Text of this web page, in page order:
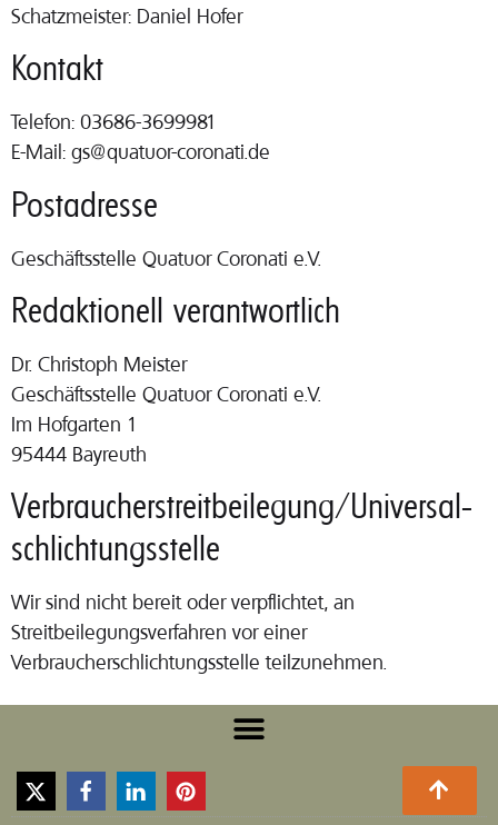
Schatzmeister: Daniel Hofer
Kontakt
Telefon: 03686-3699981
E-Mail: gs@quatuor-coronati.de
Postadresse
Geschäftsstelle Quatuor Coronati e.V.
Redaktionell verantwortlich
Dr. Christoph Meister
Geschäftsstelle Quatuor Coronati e.V.
Im Hofgarten 1
95444 Bayreuth
Verbraucher­streit­beilegung/Universal­
schlichtungs­stelle
Wir sind nicht bereit oder verpflichtet, an
Streitbeilegungsverfahren vor einer
Verbraucherschlichtungsstelle teilzunehmen.